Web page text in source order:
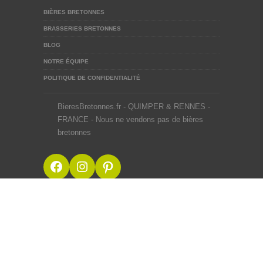
BIÈRES BRETONNES
BRASSERIES BRETONNES
BLOG
NOTRE ÉQUIPE
POLITIQUE DE CONFIDENTIALITÉ
BieresBretonnes.fr - QUIMPER & RENNES -
FRANCE - Nous ne vendons pas de bières
bretonnes
Facebook
Instagram
Pinterest